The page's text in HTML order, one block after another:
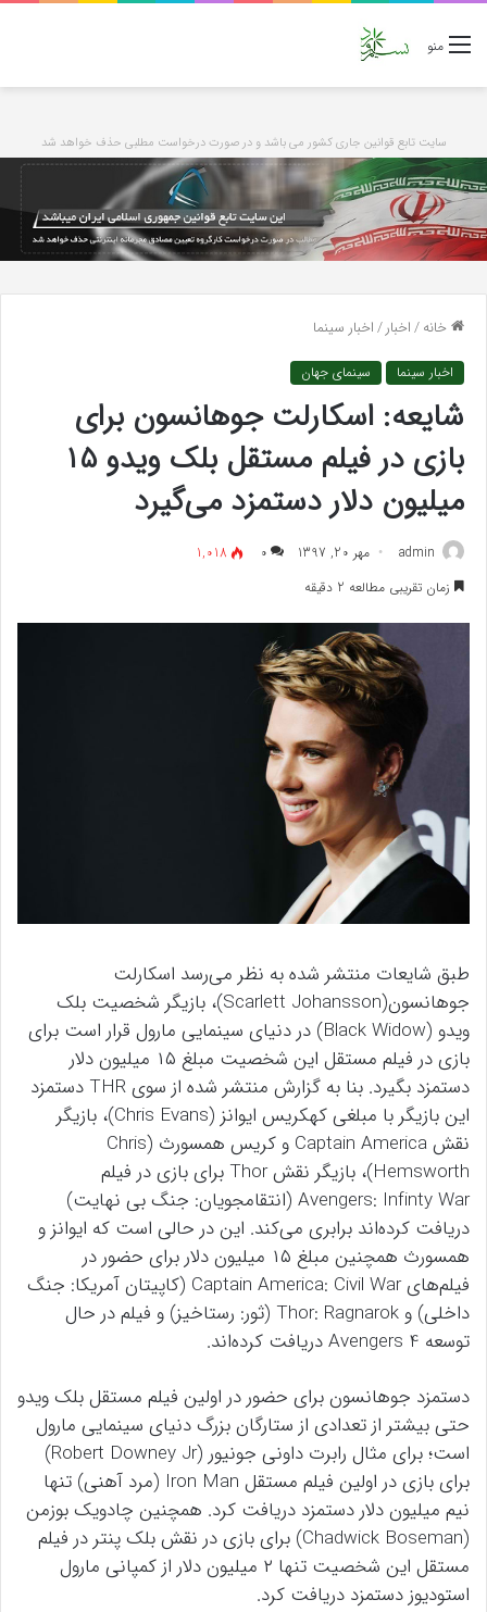
منو
سایت تابع قوانین جاری کشور می باشد و در صورت درخواست مطلبی حذف خواهد شد
خانه/اخبار/اخبار سینما
اخبار سینما سینمای جهان
شایعه: اسکارلت جوهانسون برای
بازی در فیلم مستقل بلک ویدو ۱۵
میلیون دلار دستمزد می‌گیرد
admin مهر 20, 1397 ۰
1,018
زمان تقریبی مطالعه 2 دقیقه
طبق شایعات منتشر شده به نظر می‌رسد اسکارلت
جوهانسون(Scarlett Johansson)، بازیگر شخصیت بلک
ویدو (Black Widow) در دنیای سینمایی مارول قرار است برای
بازی در فیلم مستقل این شخصیت مبلغ ۱۵ میلیون دلار
دستمزد بگیرد. بنا به گزارش منتشر شده از سوی THR دستمزد
این بازیگر با مبلغی کهکریس ایوانز (Chris Evans)، بازیگر
نقش Captain America و کریس همسورث (Chris
Hemsworth)، بازیگر نقش Thor برای بازی در فیلم
Avengers: Infinty War (انتقامجویان: جنگ بی نهایت)
دریافت کرده‌اند برابری می‌کند. این در حالی است که ایوانز و
همسورث همچنین مبلغ ۱۵ میلیون دلار برای حضور در
فیلم‌های Captain America: Civil War (کاپیتان آمریکا: جنگ
داخلی) و Thor: Ragnarok (ثور: رستاخیز) و فیلم در حال
توسعه Avengers 4 دریافت کرده‌اند.
دستمزد جوهانسون برای حضور در اولین فیلم مستقل بلک ویدو
حتی بیشتر از تعدادی از ستارگان بزرگ دنیای سینمایی مارول
است؛ برای مثال رابرت داونی جونیور (Robert Downey Jr)
برای بازی در اولین فیلم مستقل Iron Man (مرد آهنی) تنها
نیم میلیون دلار دستمزد دریافت کرد. همچنین چادویک بوزمن
(Chadwick Boseman) برای بازی در نقش بلک پنتر در فیلم
مستقل این شخصیت تنها ۲ میلیون دلار از کمپانی مارول
استودیوز دستمزد دریافت کرد.